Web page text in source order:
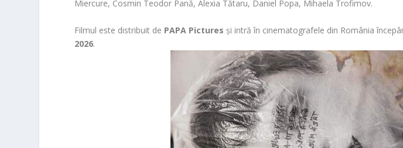
Miercure, Cosmin Teodor Pană, Alexia Tătaru, Daniel Popa, Mihaela Trofimov.
Filmul este distribuit de PAPA Pictures și intră în cinematografele din România
2026.